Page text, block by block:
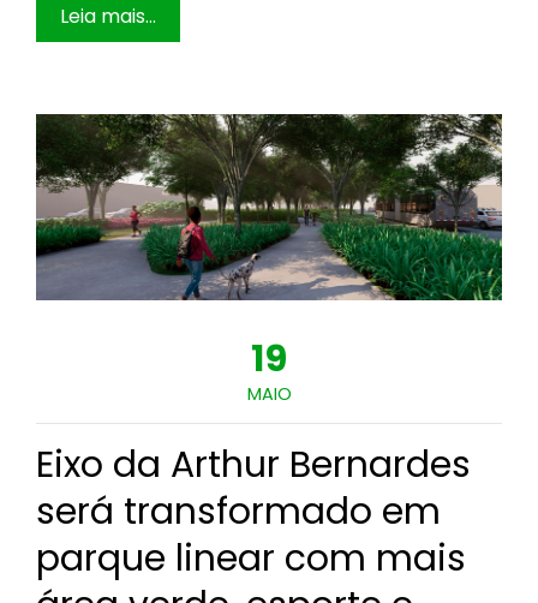
Leia mais...
19
MAIO
Eixo da Arthur Bernardes
será transformado em
parque linear com mais